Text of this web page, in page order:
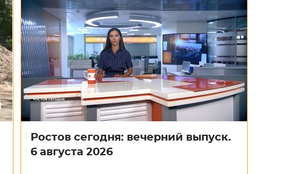
Ростов сегодня: вечерний выпуск.
6 августа 2026